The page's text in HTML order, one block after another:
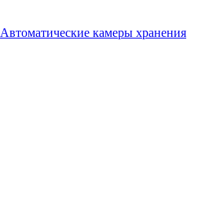
Автоматические камеры хранения